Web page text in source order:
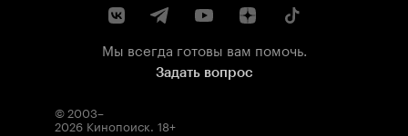
Мы всегда готовы вам помочь.
Задать вопрос
© 2003–
2026 Кинопоиск. 18+